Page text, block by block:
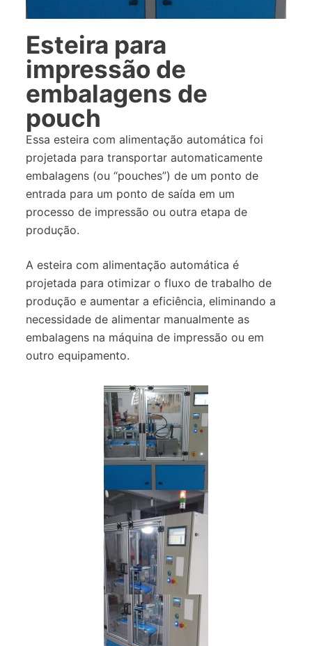
Esteira para
impressão de
embalagens de
pouch
Essa esteira com alimentação automática foi
projetada para transportar automaticamente
embalagens (ou “pouches”) de um ponto de
entrada para um ponto de saída em um
processo de impressão ou outra etapa de
produção.
A esteira com alimentação automática é
projetada para otimizar o fluxo de trabalho de
produção e aumentar a eficiência, eliminando a
necessidade de alimentar manualmente as
embalagens na máquina de impressão ou em
outro equipamento.